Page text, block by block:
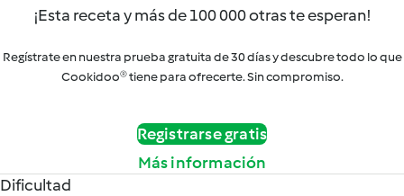
¡Esta receta y más de 100 000 otras te esperan!
Regístrate en nuestra prueba gratuita de 30 días y descubre todo lo que
Cookidoo® tiene para ofrecerte. Sin compromiso.
Registrarse gratis
Más información
Dificultad